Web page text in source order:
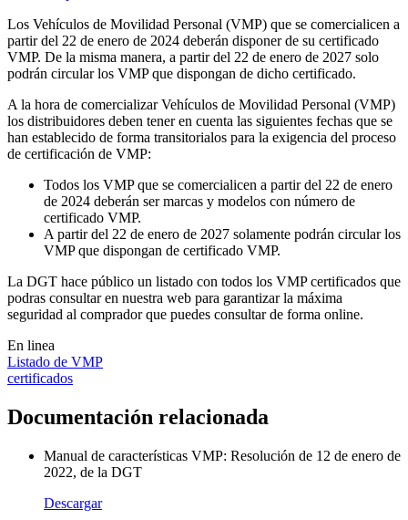
Los Vehículos de Movilidad Personal (VMP) que se comercialicen a
partir del 22 de enero de 2024 deberán disponer de su certificado
VMP. De la misma manera, a partir del 22 de enero de 2027 solo
podrán circular los VMP que dispongan de dicho certificado.
A la hora de comercializar Vehículos de Movilidad Personal (VMP)
los distribuidores deben tener en cuenta las siguientes fechas que se
han establecido de forma transitorialos para la exigencia del proceso
de certificación de VMP:
Todos los VMP que se comercialicen a partir del 22 de enero
de 2024 deberán ser marcas y modelos con número de
certificado VMP.
A partir del 22 de enero de 2027 solamente podrán circular los
VMP que dispongan de certificado VMP.
La DGT hace público un listado con todos los VMP certificados que
podras consultar en nuestra web para garantizar la máxima
seguridad al comprador que puedes consultar de forma online.
En linea
Listado de VMP
certificados
Documentación relacionada
Manual de características VMP: Resolución de 12 de enero de
2022, de la DGT
Descargar